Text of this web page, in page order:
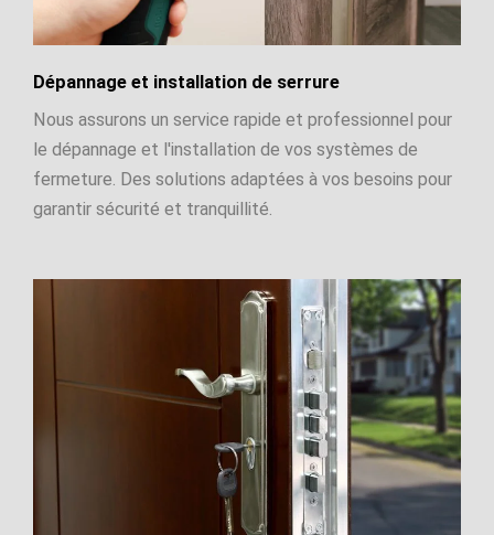
Dépannage et installation de serrure
Nous assurons un service rapide et professionnel pour
le dépannage et l'installation de vos systèmes de
fermeture. Des solutions adaptées à vos besoins pour
garantir sécurité et tranquillité.